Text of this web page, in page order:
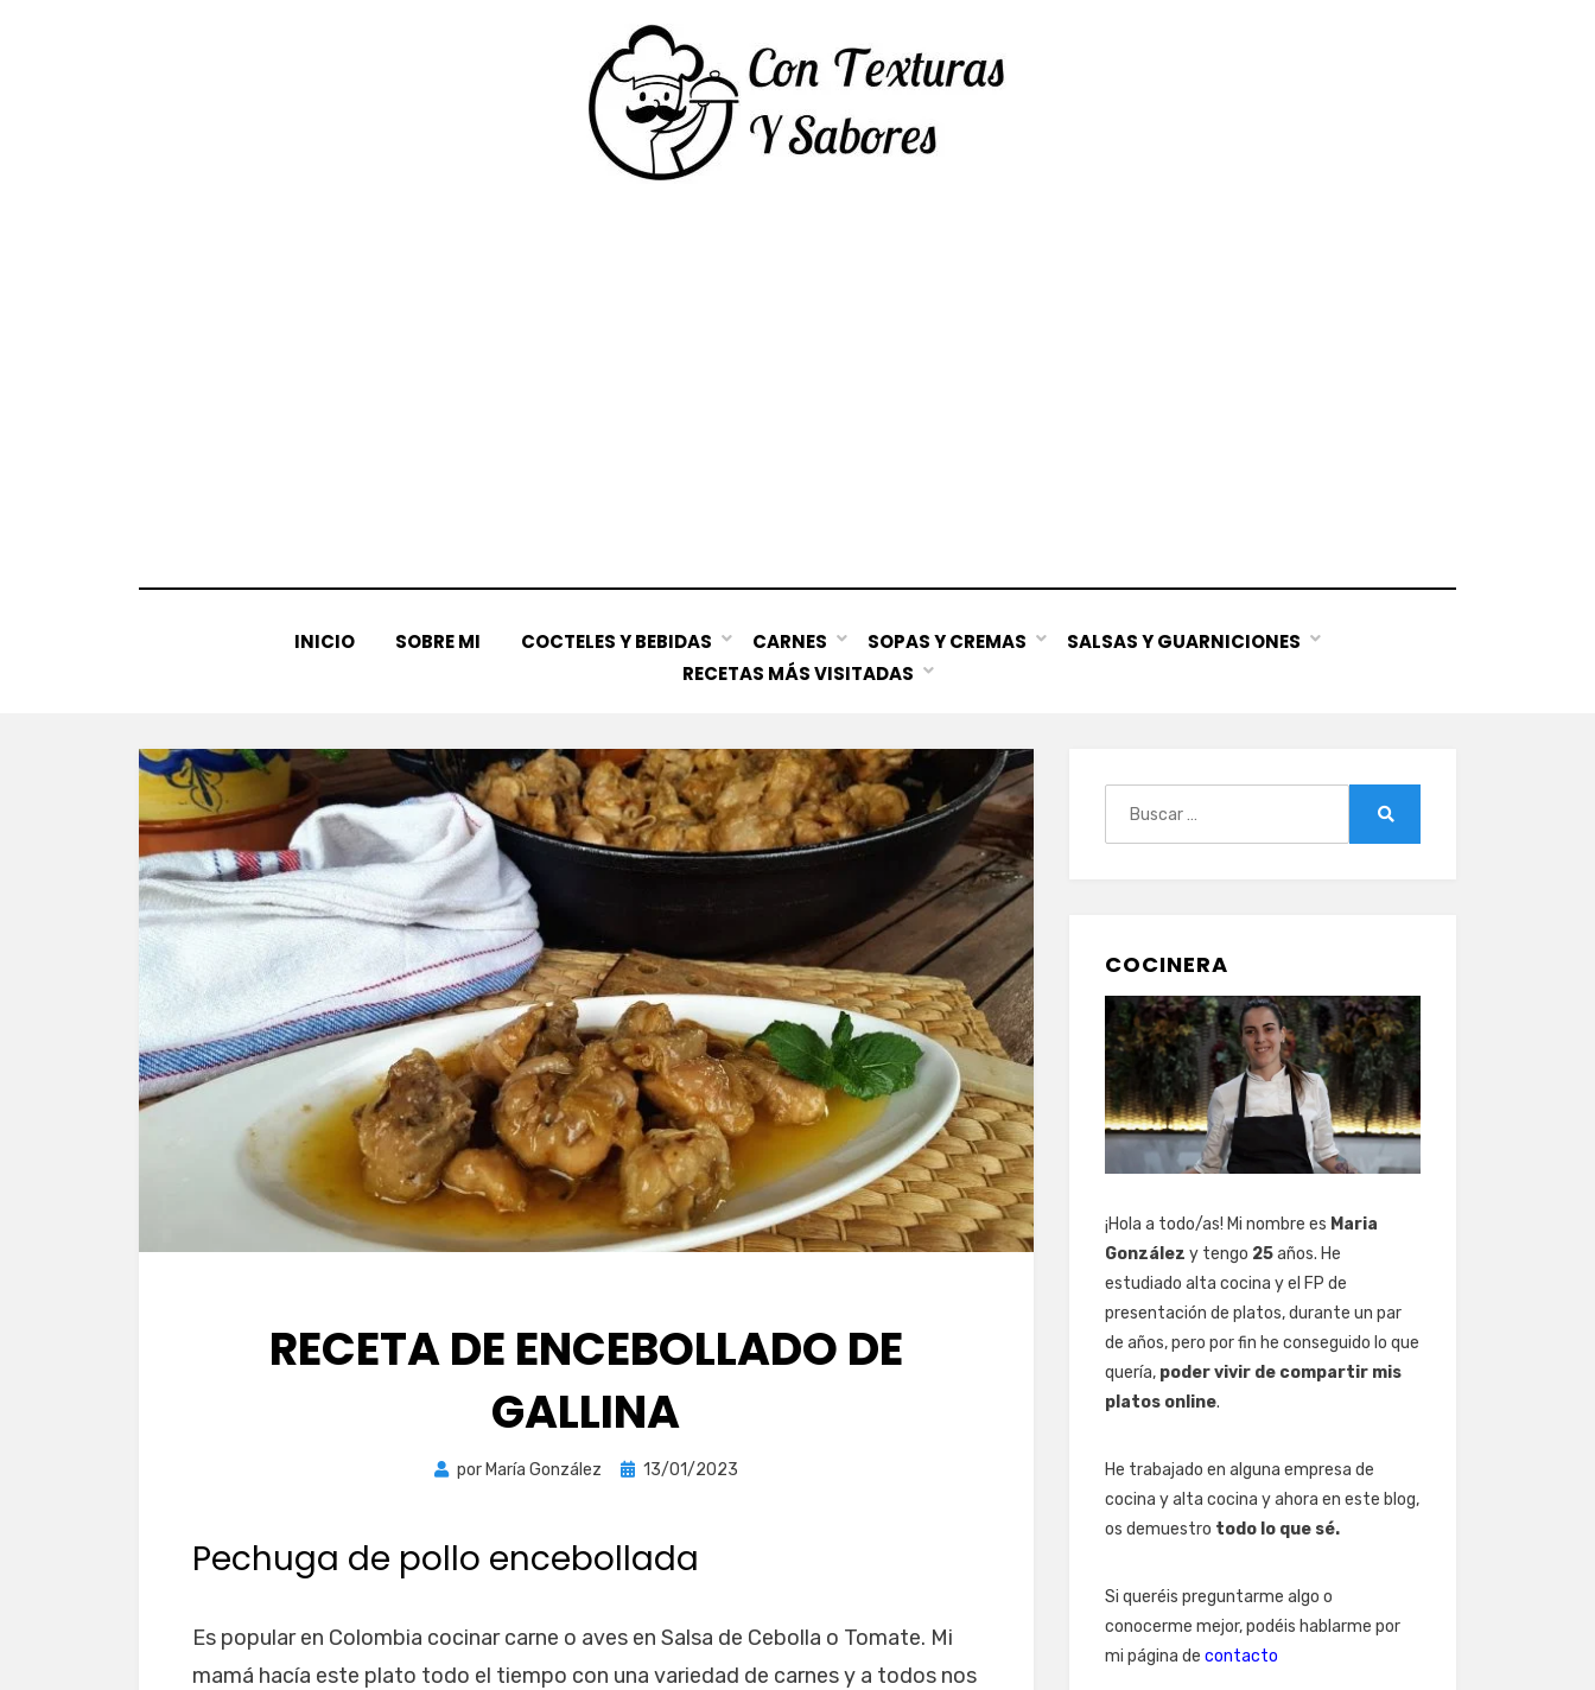
INICIO SOBRE MI COCTELES Y BEBIDAS CARNES SOPAS Y CREMAS
SALSAS Y GUARNICIONES
RECETAS MÁS VISITADAS
RECETA DE ENCEBOLLADO DE
GALLINA
por María González
Publicada
13/01/2023
Pechuga de pollo encebollada
Es popular en Colombia cocinar carne o aves en Salsa de Cebolla o Tomate. Mi
mamá hacía este plato todo el tiempo con una variedad de carnes y a todos nos
COCINERA
¡Hola a todo/as! Mi nombre es Maria
González y tengo 25años. He
estudiado alta cocina y el FP de
presentación de platos, durante un par
de años, pero por fin he conseguido lo que
quería, poder vivir de compartir mis
platos online.
He trabajado en alguna empresa de
cocina y alta cocina y ahora en este blog,
os demuestro todo lo que sé.
Si queréis preguntarme algo o
conocerme mejor, podéis hablarme por
mi página de contacto